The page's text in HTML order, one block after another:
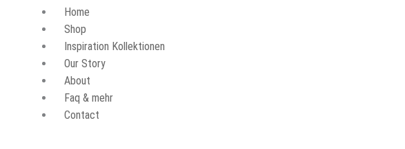
Home
Shop
Inspiration Kollektionen
Our Story
About
Faq & mehr
Contact